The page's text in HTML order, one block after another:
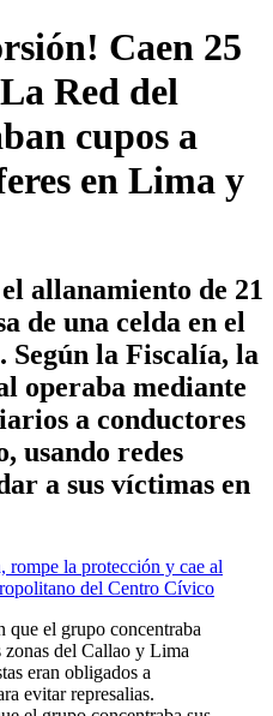
Caen 25
Red del
cupos a
en Lima y
allanamiento de 21
de una celda en el
la Fiscalía, la
operaba mediante
a conductores
usando redes
a sus víctimas en
rompe la protección y cae al
del Centro Cívico